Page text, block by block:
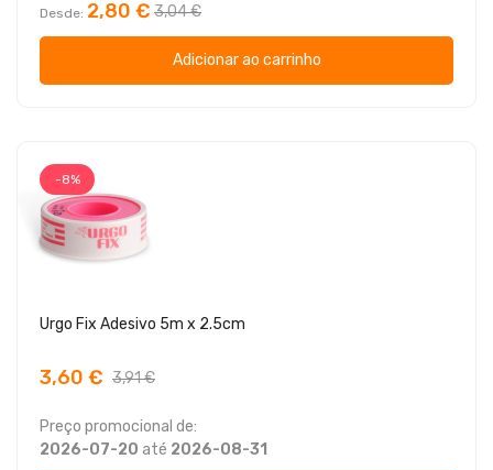
Desde 2,80 € 3,04 €
Adicionar ao carrinho
-8%
Urgo Fix Adesivo 5m x 2.5cm
3,60 € 3,91 €
Preço promocional de:
2026-07-20 até 2026-08-31